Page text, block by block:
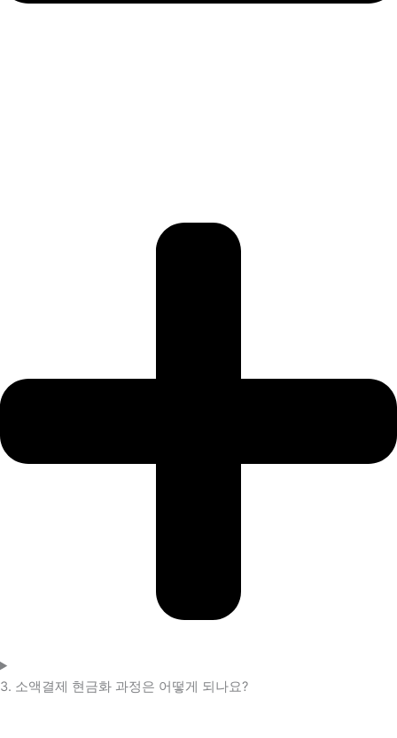
3. 소액결제 현금화 과정은 어떻게 되나요?